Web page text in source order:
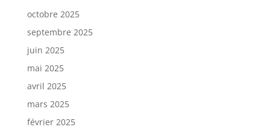
octobre 2025
septembre 2025
juin 2025
mai 2025
avril 2025
mars 2025
février 2025